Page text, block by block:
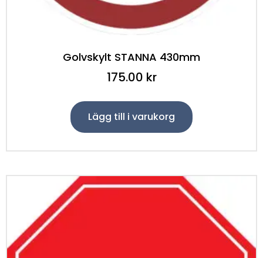
Golvskylt STANNA 430mm
175.00 kr
Lägg till i varukorg